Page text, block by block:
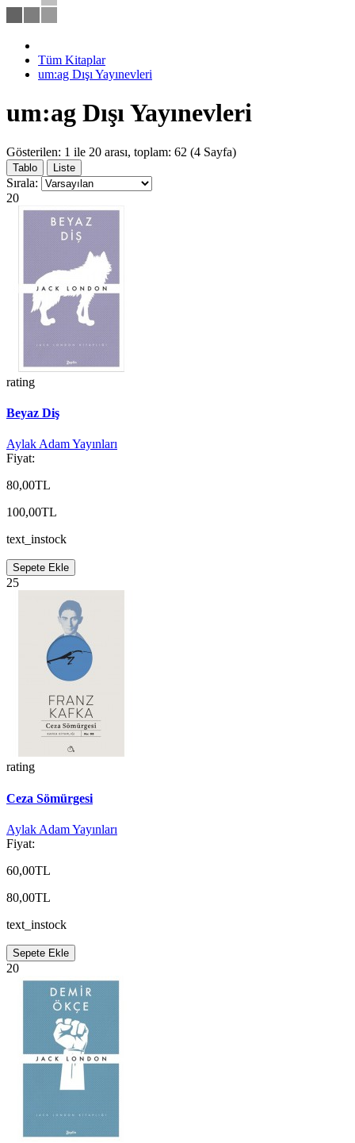
Tüm Kitaplar
um:ag Dışı Yayınevleri
um:ag Dışı Yayınevleri
Gösterilen: 1 ile 20 arası, toplam: 62 (4 Sayfa)
Tablo Liste
Sırala:
20
rating
Beyaz Diş
Aylak Adam Yayınları
Fiyat:
80,00TL
100,00TL
text_instock
Sepete Ekle
25
rating
Ceza Sömürgesi
Aylak Adam Yayınları
Fiyat:
60,00TL
80,00TL
text_instock
Sepete Ekle
20